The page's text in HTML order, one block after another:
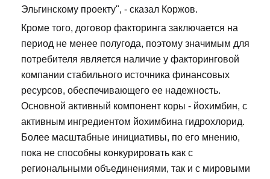
Эльгинскому проекту", - сказал Коржов.
Кроме того, договор факторинга заключается на
период не менее полугода, поэтому значимым для
потребителя является наличие у факторинговой
компании стабильного источника финансовых
ресурсов, обеспечивающего ее надежность.
Основной активный компонент коры - йохимбин, с
активным ингредиентом йохимбина гидрохлорид.
Более масштабные инициативы, по его мнению,
пока не способны конкурировать как с
региональными объединениями, так и с мировыми